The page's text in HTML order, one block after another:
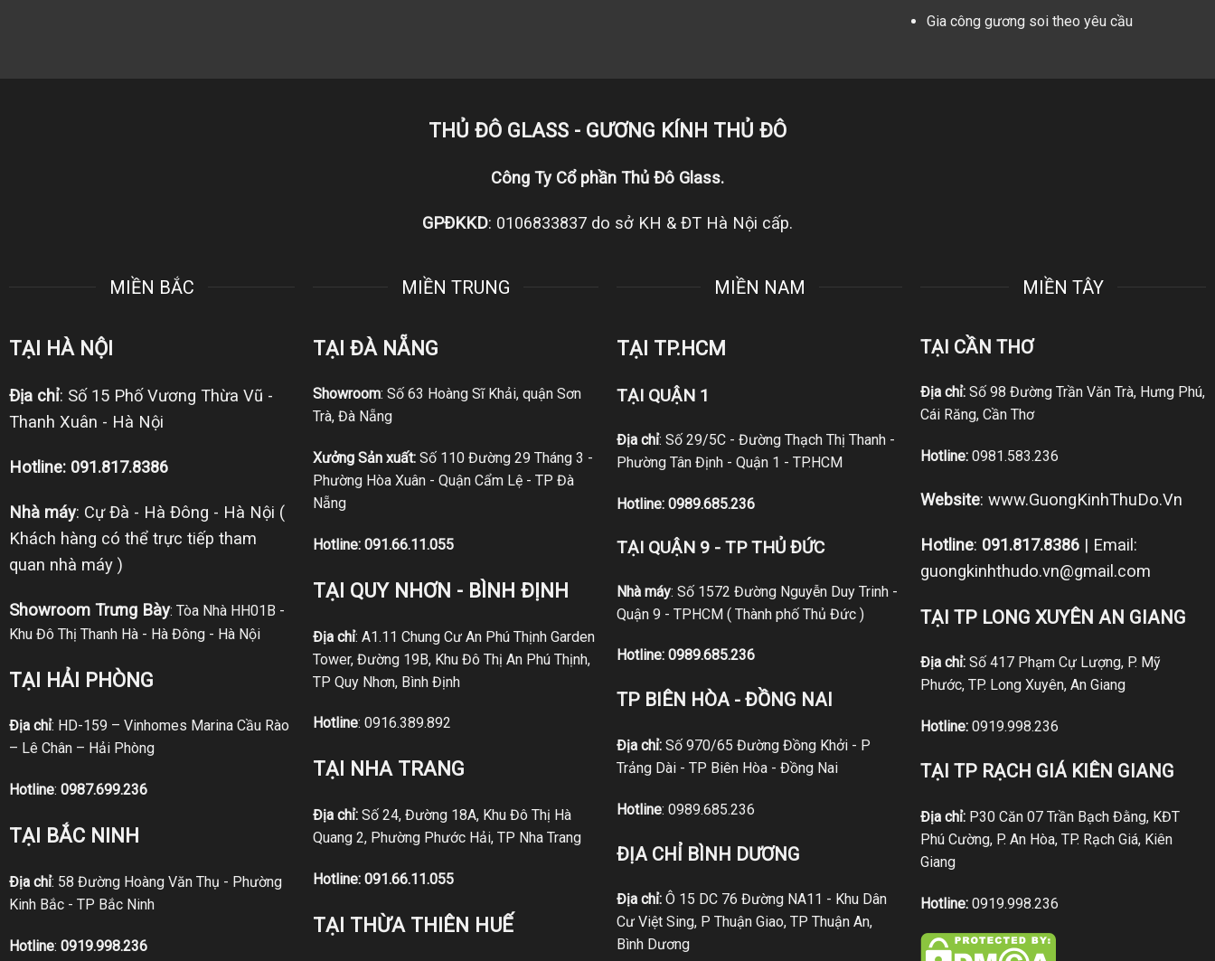
Gia công gương soi theo yêu cầu
THỦ ĐÔ GLASS - GƯƠNG KÍNH THỦ ĐÔ
Công Ty Cổ phần Thủ Đô Glass.
GPĐKKD: 0106833837 do sở KH & ĐT Hà Nội cấp.
MIỀN BẮC
TẠI HÀ NỘI
Địa chỉ: Số 15 Phố Vương Thừa Vũ -
Thanh Xuân - Hà Nội
Hotline: 091.817.8386
Nhà máy: Cự Đà - Hà Đông - Hà Nội (
Khách hàng có thể trực tiếp tham
quan nhà máy )
Showroom Trưng Bày: Tòa Nhà HH01B -
Khu Đô Thị Thanh Hà - Hà Đông - Hà Nội
TẠI HẢI PHÒNG
Địa chỉ: HD-159 – Vinhomes Marina Cầu Rào
– Lê Chân – Hải Phòng
Hotline: 0987.699.236
TẠI BẮC NINH
Địa chỉ: 58 Đường Hoàng Văn Thụ - Phường
Kinh Bắc - TP Bắc Ninh
Hotline: 0919.998.236
MIỀN TRUNG
TẠI ĐÀ NẴNG
Showroom: Số 63 Hoàng Sĩ Khải, quận Sơn
Trà, Đà Nẵng
Xưởng Sản xuất:Số 110 Đường 29 Tháng 3 -
Phường Hòa Xuân - Quận Cẩm Lệ - TP Đà
Nẵng
Hotline: 091.66.11.055
TẠI QUY NHƠN - BÌNH ĐỊNH
Địa chỉ: A1.11 Chung Cư An Phú Thịnh Garden
Tower, Đường 19B, Khu Đô Thị An Phú Thịnh,
TP Quy Nhơn, Bình Định
Hotline: 0916.389.892
TẠI NHA TRANG
Địa chỉ:Số 24, Đường 18A, Khu Đô Thị Hà
Quang 2, Phường Phước Hải, TP Nha Trang
Hotline: 091.66.11.055
TẠI THỪA THIÊN HUẾ
MIỀN NAM
TẠI TP.HCM
TẠI QUẬN 1
Địa chỉ: Số 29/5C - Đường Thạch Thị Thanh -
Phường Tân Định - Quận 1 - TP.HCM
Hotline: 0989.685.236
TẠI QUẬN 9 - TP THỦ ĐỨC
Nhà máy: Số 1572 Đường Nguyễn Duy Trinh -
Quận 9 - TPHCM ( Thành phố Thủ Đức )
Hotline: 0989.685.236
TP BIÊN HÒA - ĐỒNG NAI
Địa chỉ:Số 970/65 Đường Đồng Khởi - P
Trảng Dài - TP Biên Hòa - Đồng Nai
Hotline: 0989.685.236
ĐỊA CHỈ BÌNH DƯƠNG
Địa chỉ:Ô 15 DC 76 Đường NA11 - Khu Dân
Cư Việt Sing, P Thuận Giao, TP Thuận An,
Bình Dương
MIỀN TÂY
TẠI CẦN THƠ
Địa chỉ:Số 98 Đường Trần Văn Trà, Hưng Phú,
Cái Răng, Cần Thơ
Hotline: 0981.583.236
Website: www.GuongKinhThuDo.Vn
Hotline: 091.817.8386| Email:
guongkinhthudo.vn@gmail.com
TẠI TP LONG XUYÊN AN GIANG
Địa chỉ:Số 417 Phạm Cự Lượng, P. Mỹ
Phước, TP. Long Xuyên, An Giang
Hotline: 0919.998.236
TẠI TP RẠCH GIÁ KIÊN GIANG
Địa chỉ:P30 Căn 07 Trần Bạch Đằng, KĐT
Phú Cường, P. An Hòa, TP. Rạch Giá, Kiên
Giang
Hotline: 0919.998.236